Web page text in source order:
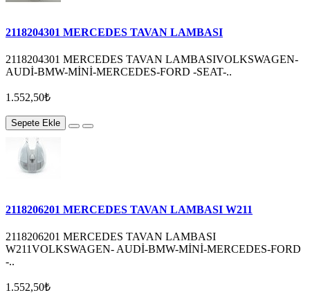
2118204301 MERCEDES TAVAN LAMBASI
2118204301 MERCEDES TAVAN LAMBASIVOLKSWAGEN-
AUDİ-BMW-MİNİ-MERCEDES-FORD -SEAT-..
1.552,50₺
Sepete Ekle
2118206201 MERCEDES TAVAN LAMBASI W211
2118206201 MERCEDES TAVAN LAMBASI
W211VOLKSWAGEN- AUDİ-BMW-MİNİ-MERCEDES-FORD
-..
1.552,50₺